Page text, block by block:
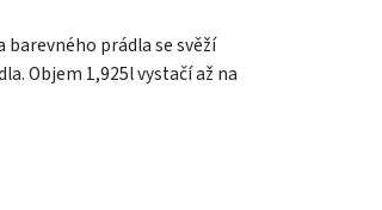
barevného prádla se svěží
Objem 1,925l vystačí až na